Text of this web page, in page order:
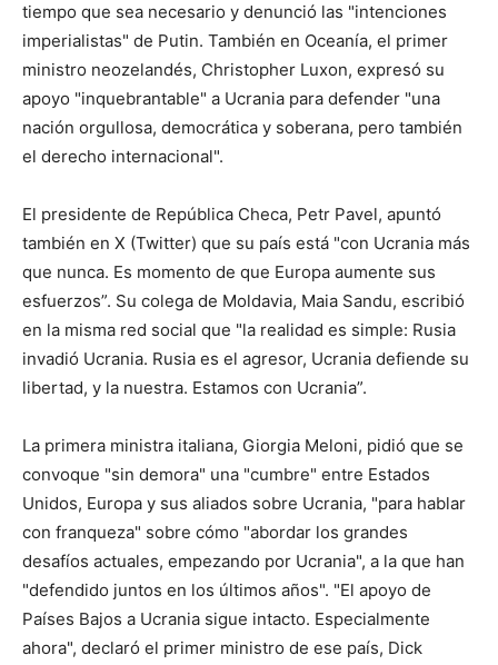
tiempo que sea necesario y denunció las "intenciones
imperialistas" de Putin. También en Oceanía, el primer
ministro neozelandés, Christopher Luxon, expresó su
apoyo "inquebrantable" a Ucrania para defender "una
nación orgullosa, democrática y soberana, pero también
el derecho internacional".
El presidente de República Checa, Petr Pavel, apuntó
también en X (Twitter) que su país está "con Ucrania más
que nunca. Es momento de que Europa aumente sus
esfuerzos”. Su colega de Moldavia, Maia Sandu, escribió
en la misma red social que "la realidad es simple: Rusia
invadió Ucrania. Rusia es el agresor, Ucrania defiende su
libertad, y la nuestra. Estamos con Ucrania”.
La primera ministra italiana, Giorgia Meloni, pidió que se
convoque "sin demora" una "cumbre" entre Estados
Unidos, Europa y sus aliados sobre Ucrania, "para hablar
con franqueza" sobre cómo "abordar los grandes
desafíos actuales, empezando por Ucrania", a la que han
"defendido juntos en los últimos años". "El apoyo de
Países Bajos a Ucrania sigue intacto. Especialmente
ahora", declaró el primer ministro de ese país, Dick